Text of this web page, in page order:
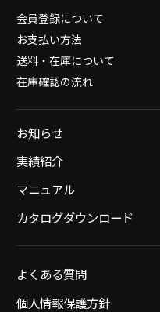
会員登録について
お支払い方法
送料・在庫について
在庫確認の流れ
お知らせ
実績紹介
マニュアル
カタログダウンロード
よくある質問
個人情報保護方針